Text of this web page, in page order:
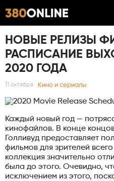
НОВЫЕ РЕЛИЗЫ
РАСПИСАНИЕ
2020 ГОДА
11 октября Кино и сериалы
Каждый новый год —
кинофайлов. В конце
Голливуд предоставляет
фильмов для зрителей
коллекция значительно
была до этого. Очевидно,
исключением из этого,